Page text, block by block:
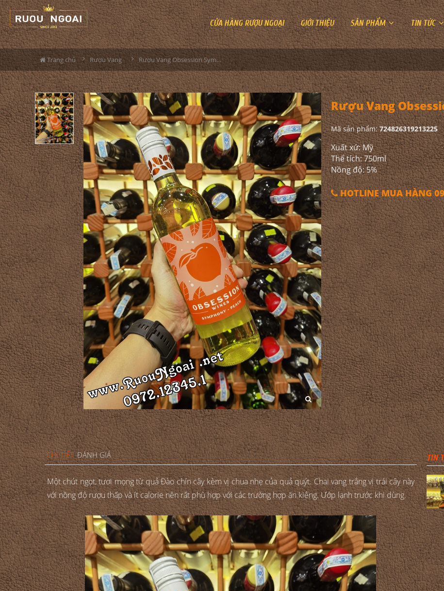
CỬA HÀNG RƯỢU NGOẠI GIỚI THIỆU SẢN PHẨM TIN TỨC
Trang chủ Rượu Vang Rượu Vang Obsession Symphony Peach
Rượu Vang
Mã sản phẩm:724826319213225
Xuất xứ: Mỹ
Thể tích: 750ml
Nồng độ: 5%
HOTLINE MUA HÀNG
CHI TIẾT ĐÁNH GIÁ
Một chút ngọt, tươi mọng từ quả Đào chín cây kèm vị chua nhẹ của quả quýt. Chai vang trắng vị trái cây này
với nồng độ rượu thấp và ít calorie nên rất phù hợp với các trường hợp ăn kiêng. Ướp lạnh trước khi dùng.
TIN